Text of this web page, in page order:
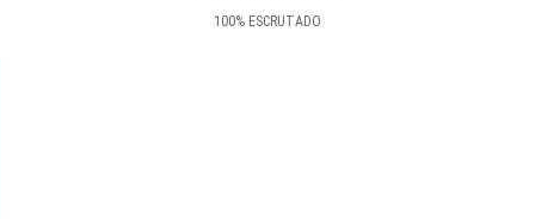
100% ESCRUTADO